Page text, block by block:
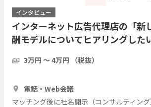
インタビュー
インターネット広告代理店の「新
酬モデルについてヒアリングした
3万円 〜 4万円 （税抜）
電話・Web会議
マッチング後に社名開示（コンサルティング